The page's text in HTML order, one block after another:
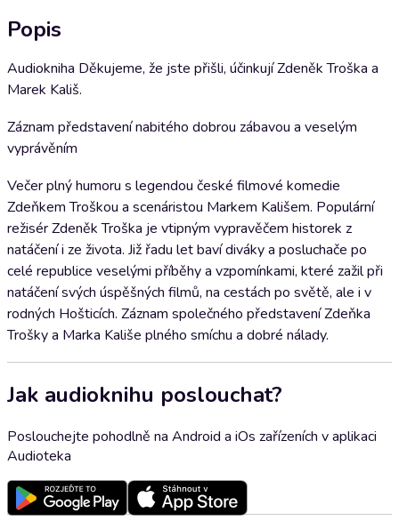
Popis
Audiokniha Děkujeme, že jste přišli, účinkují Zdeněk Troška a
Marek Kališ.
Záznam představení nabitého dobrou zábavou a veselým
vyprávěním
Večer plný humoru s legendou české filmové komedie
Zdeňkem Troškou a scenáristou Markem Kališem. Populární
režisér Zdeněk Troška je vtipným vypravěčem historek z
natáčení i ze života. Již řadu let baví diváky a posluchače po
celé republice veselými příběhy a vzpomínkami, které zažil při
natáčení svých úspěšných filmů, na cestách po světě, ale i v
rodných Hošticích. Záznam společného představení Zdeňka
Trošky a Marka Kališe plného smíchu a dobré nálady.
Jak audioknihu poslouchat?
Poslouchejte pohodlně na Android a iOs zařízeních v aplikaci
Audioteka